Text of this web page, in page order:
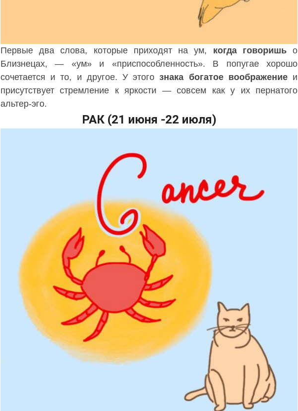
Первые два слова, которые приходят на ум, когда говоришьо
Близнецах, — «ум» и «приспособленность». В попугае хорошо
сочетается и то, и другое. У этогознака богатое воображениеи
присутствует стремление к яркости — совсем как у их пернатого
альтер-эго.
РАК (21 июня -22 июля)